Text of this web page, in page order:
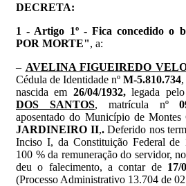
DECRETA:
1 - Artigo 1º - Fica concedido o
POR MORTE", a:
– AVELINA FIGUEIREDO
Cédula de Identidade nº M-5.810.734
nascida em 26/04/1932,legada pelo
DOS SANTOS, matrícula nº
aposentado do Município de
JARDINEIRO II,.Deferido nos
Inciso I, da Constituição Federal de
100 % da remuneração do servidor,
deu o falecimento, a contar de 17/
(Processo Administrativo 13.704 de